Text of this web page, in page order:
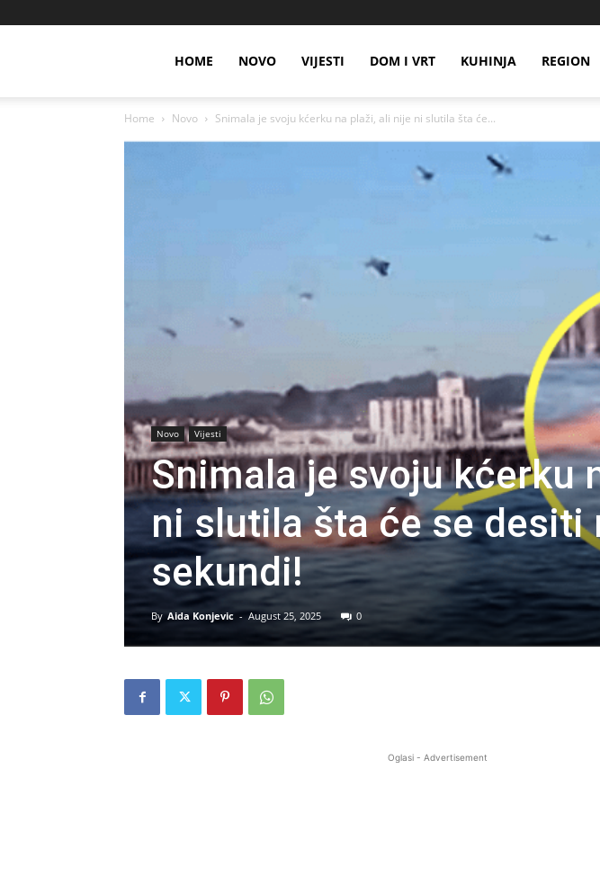
HOME NOVO VIJESTI DOM I VRT KUHINJA REGION
Home Novo Snimala je svoju kćerku na plaži, ali nije ni slutila šta će...
Novo Vijesti
Snimala je svoju kćerku
ni slutila šta će se desiti
sekundi!
By Aida Konjevic - August 25, 2025 0
Oglasi - Advertisement